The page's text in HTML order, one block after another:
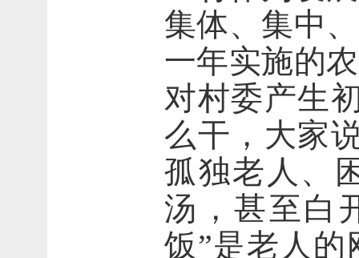
集体、集中
一年实施的
对村委产生
么干，大家
孤独老人、
汤，甚至白
饭”是老人的